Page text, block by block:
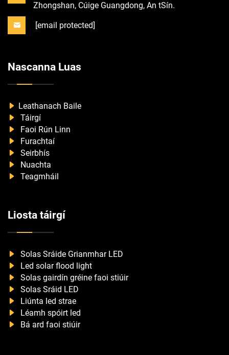
Zhongshan, Cúige Guangdong, An tSín.
[email protected]
Nascanna Luas
Leathanach Baile
Táirgí
Faoi Rún Linn
Furachtaí
Seirbhís
Nuachta
Teagmháil
Liosta táirgí
Solas Sráide Grianmhar LED
Led solar flood light
Solas gairdín gréine faoi stiúir
Solas Sráid LED
Liúnta led strae
Léamh spóirt led
Bá ard faoi stiúir